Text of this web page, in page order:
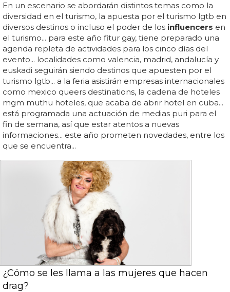
En un escenario se abordarán distintos temas como la
diversidad en el turismo, la apuesta por el turismo lgtb en
diversos destinos o incluso el poder de los influencers en
el turismo... para este año fitur gay, tiene preparado una
agenda repleta de actividades para los cinco días del
evento... localidades como valencia, madrid, andalucía y
euskadi seguirán siendo destinos que apuesten por el
turismo lgtb... a la feria asistirán empresas internacionales
como mexico queers destinations, la cadena de hoteles
mgm muthu hoteles, que acaba de abrir hotel en cuba...
está programada una actuación de medias puri para el
fin de semana, así que estar atentos a nuevas
informaciones... este año prometen novedades, entre los
que se encuentra...
¿Cómo se les llama a las mujeres que hacen
drag?